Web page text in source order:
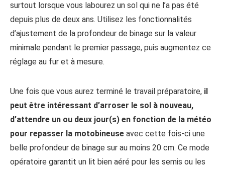
surtout lorsque vous labourez un sol qui ne l’a pas été
depuis plus de deux ans. Utilisez les fonctionnalités
d’ajustement de la profondeur de binage sur la valeur
minimale pendant le premier passage, puis augmentez ce
réglage au fur et à mesure.
Une fois que vous aurez terminé le travail préparatoire, il
peut être intéressant d’arroser le sol à nouveau,
d’attendre un ou deux jour(s) en fonction de la météo
pour repasser la motobineuse avec cette fois-ci une
belle profondeur de binage sur au moins 20 cm. Ce mode
opératoire garantit un lit bien aéré pour les semis ou les